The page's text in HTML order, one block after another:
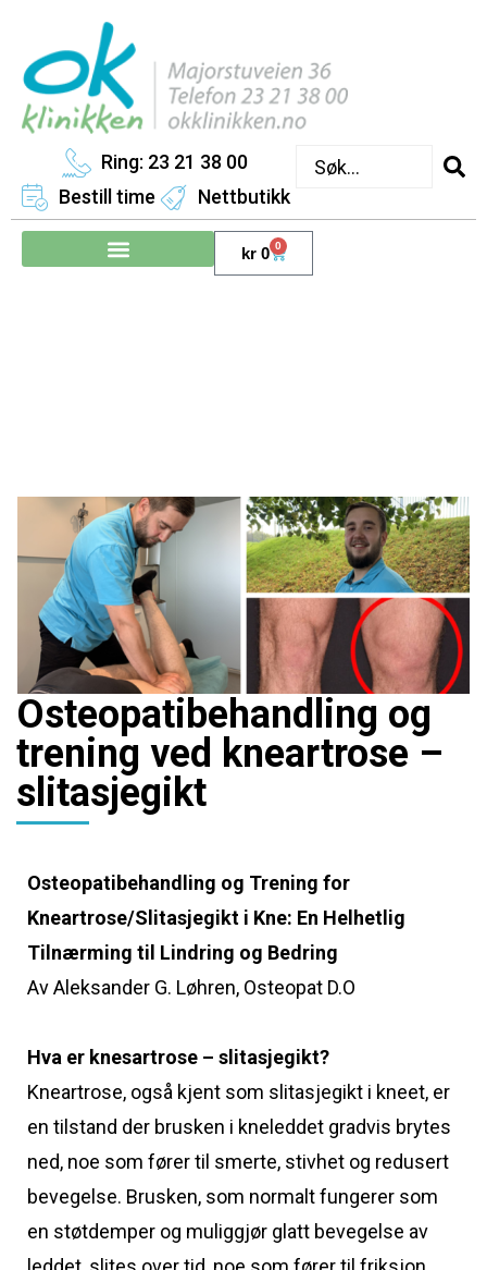
Ring: 23 21 38 00
Bestill time
Nettbutikk
kr 0 0
Osteopatibehandling og
trening ved kneartrose –
slitasjegikt
Osteopatibehandling og Trening for
Kneartrose/Slitasjegikt i Kne: En Helhetlig
Tilnærming til Lindring og Bedring
Av Aleksander G. Løhren, Osteopat D.O
Hva er knesartrose – slitasjegikt?
Kneartrose, også kjent som slitasjegikt i kneet, er
en tilstand der brusken i kneleddet gradvis brytes
ned, noe som fører til smerte, stivhet og redusert
bevegelse. Brusken, som normalt fungerer som
en støtdemper og muliggjør glatt bevegelse av